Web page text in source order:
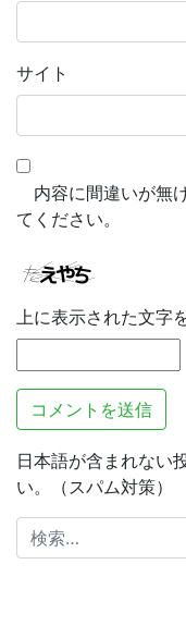
サイト
内容に間違いが無
てください。
上に表示された文字
日本語が含まれない
い。（スパム対策）
検
索: